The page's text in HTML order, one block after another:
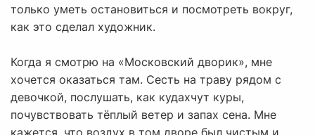
только уметь остановиться и посмотреть вокруг,
как это сделал художник.
Когда я смотрю на «Московский дворик», мне
хочется оказаться там. Сесть на траву рядом с
девочкой, послушать, как кудахчут куры,
почувствовать тёплый ветер и запах сена. Мне